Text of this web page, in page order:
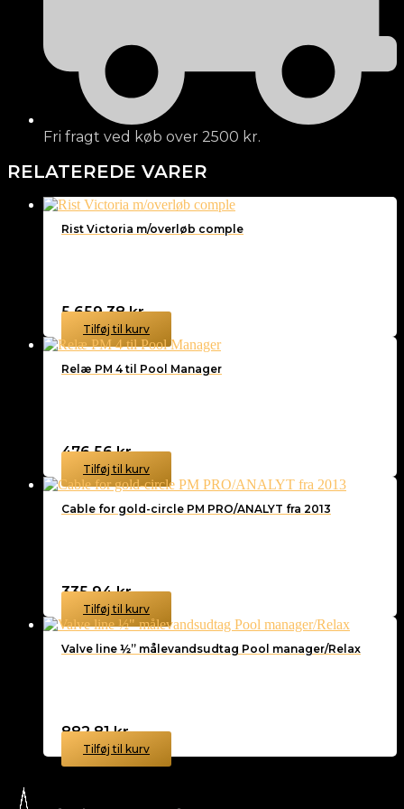
Fri fragt ved køb over 2500 kr.
RELATEREDE VARER
Rist Victoria m/overløb comple
5.659,38kr.
Tilføj til kurv
Relæ PM 4 til Pool Manager
476,56kr.
Tilføj til kurv
Cable for gold-circle PM PRO/ANALYT fra 2013
335,94kr.
Tilføj til kurv
Valve line ½” målevandsudtag Pool manager/Relax
882,81kr.
Tilføj til kurv